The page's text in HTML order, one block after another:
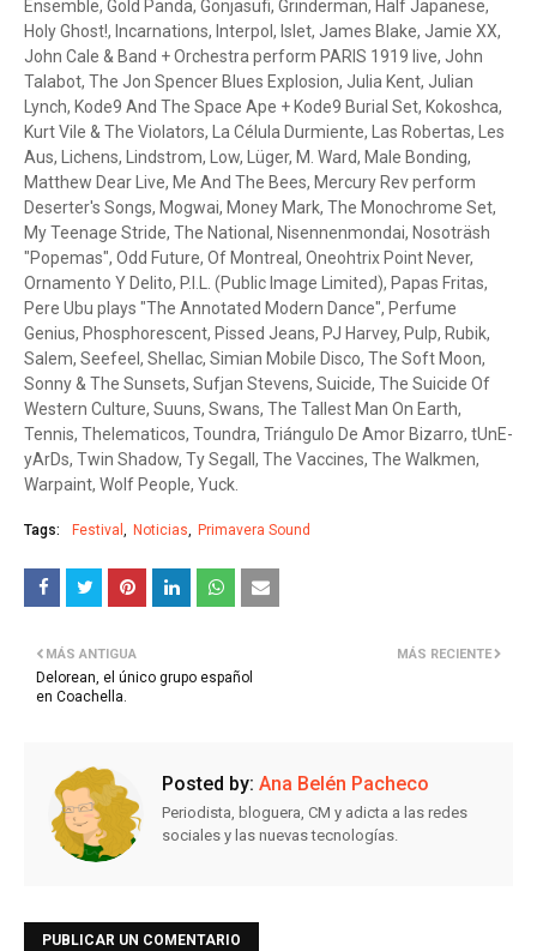
Ensemble, Gold Panda, Gonjasufi, Grinderman, Half Japanese,
Holy Ghost!, Incarnations, Interpol, Islet, James Blake, Jamie XX,
John Cale & Band + Orchestra perform PARIS 1919 live, John
Talabot, The Jon Spencer Blues Explosion, Julia Kent, Julian
Lynch, Kode9 And The Space Ape + Kode9 Burial Set, Kokoshca,
Kurt Vile & The Violators, La Célula Durmiente, Las Robertas, Les
Aus, Lichens, Lindstrom, Low, Lüger, M. Ward, Male Bonding,
Matthew Dear Live, Me And The Bees, Mercury Rev perform
Deserter's Songs, Mogwai, Money Mark, The Monochrome Set,
My Teenage Stride, The National, Nisennenmondai, Nosoträsh
"Popemas", Odd Future, Of Montreal, Oneohtrix Point Never,
Ornamento Y Delito, P.I.L. (Public Image Limited), Papas Fritas,
Pere Ubu plays "The Annotated Modern Dance", Perfume
Genius, Phosphorescent, Pissed Jeans, PJ Harvey, Pulp, Rubik,
Salem, Seefeel, Shellac, Simian Mobile Disco, The Soft Moon,
Sonny & The Sunsets, Sufjan Stevens, Suicide, The Suicide Of
Western Culture, Suuns, Swans, The Tallest Man On Earth,
Tennis, Thelematicos, Toundra, Triángulo De Amor Bizarro, tUnE-
yArDs, Twin Shadow, Ty Segall, The Vaccines, The Walkmen,
Warpaint, Wolf People, Yuck.
Tags: Festival Noticias Primavera Sound
MÁS RECIENTE
MÁS ANTIGUA
Delorean, el único grupo español
en Coachella.
Posted by: Ana Belén Pacheco
Periodista, bloguera, CM y adicta a las redes
sociales y las nuevas tecnologías.
PUBLICAR UN COMENTARIO